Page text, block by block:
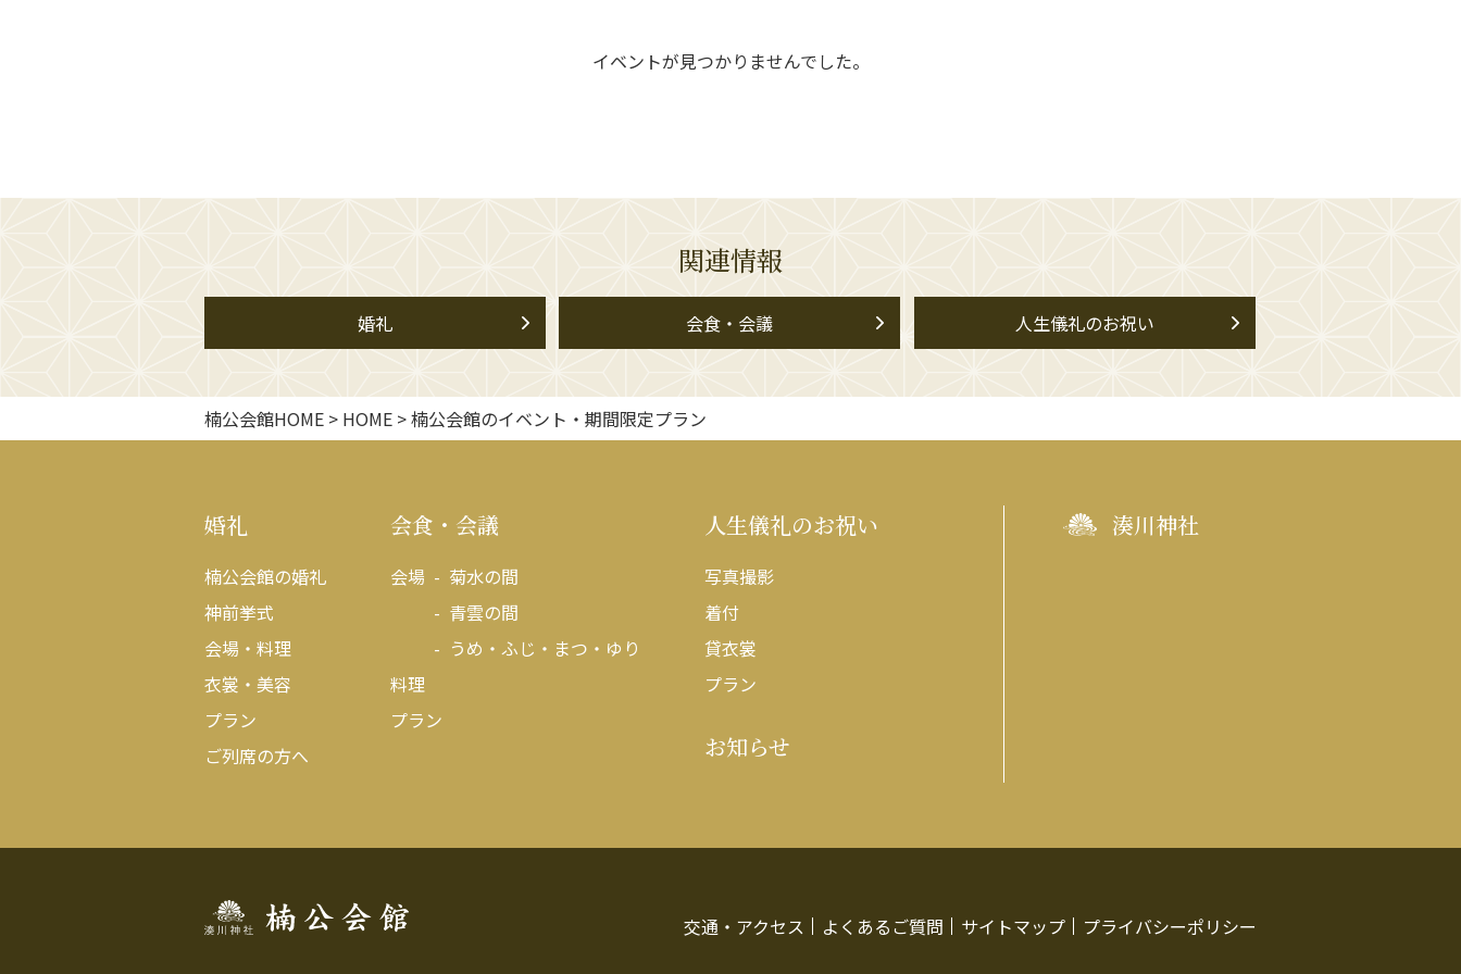
イベントが見つかりませんでした。
関連情報
婚礼 会食・会議 人生儀礼のお祝い
楠公会館HOME > HOME >楠公会館のイベント・期間限定プラン
婚礼
楠公会館の婚礼
神前挙式
会場・料理
衣裳・美容
プラン
ご列席の方へ
会食・会議
会場
菊水の間
青雲の間
うめ・ふじ・まつ・ゆり
料理
プラン
人生儀礼のお祝い
写真撮影
着付
貸衣裳
プラン
お知らせ
湊川神社
交通・アクセス よくあるご質問 サイトマップ プライバシーポリシー